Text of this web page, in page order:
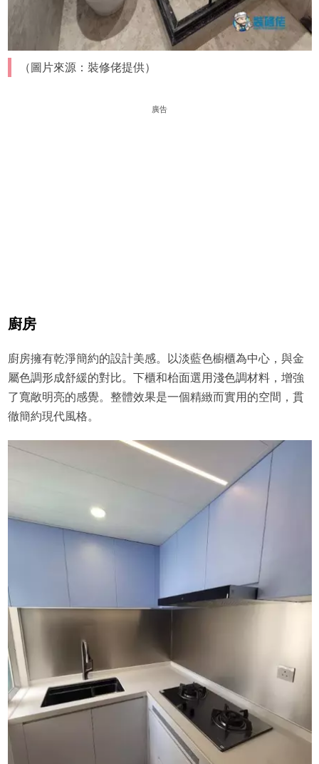
（圖片來源：裝修佬提供）
廣告
廚房
廚房擁有乾淨簡約的設計美感。以淡藍色櫥櫃為中心，與金
屬色調形成舒緩的對比。下櫃和枱面選用淺色調材料，增強
了寬敞明亮的感覺。整體效果是一個精緻而實用的空間，貫
徹簡約現代風格。